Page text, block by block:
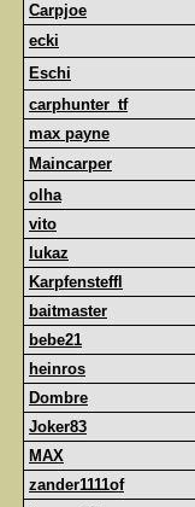
Carpjoe
ecki
Eschi
carphunter_tf
max payne
Maincarper
olha
vito
lukaz
Karpfensteffl
baitmaster
bebe21
heinros
Dombre
Joker83
MAX
zander1111of